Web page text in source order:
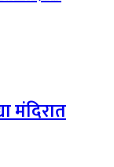
मंदिरात